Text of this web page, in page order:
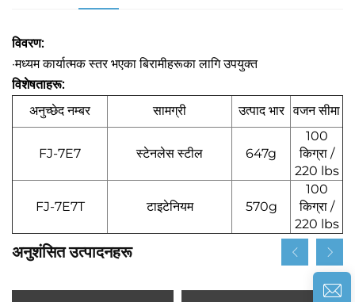
विवरण:
·मध्यम कार्यात्मक स्तर भएका बिरामीहरूका लागि उपयुक्त
विशेषताहरू:
अनुच्छेद नम्बर
सामग्री उत्पाद भार वजन सीमा
FJ-7E7 स्टेनलेस स्टील 647g
100
किग्रा /
220 lbs
FJ-7E7T टाइटेनियम 570g
100
किग्रा /
220 lbs
अनुशंसित उत्पादनहरू